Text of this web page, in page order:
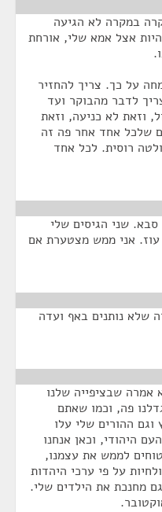
במקרה לא הגיעה
אצל אמא שלי, אורחת
על כך. צריך להחזיר
לדבר מהבוקר ועד
וזאת לא כניעה, וזאת
שלכל אחד אחר פה זה
רוסית. לכל אחד
סבא. שני הגיסים שלי
עוז. אני ממש מצטערת אם
שלא נותנים באף ועדה
אמרה שבציפייה שלנו
פה, וכמו שאתם
ההורים שלי עלו
היהודי, וכאן אנחנו
לממש את עצמנו,
על פי ערכי היהדות
מחנכת את הילדים שלי.